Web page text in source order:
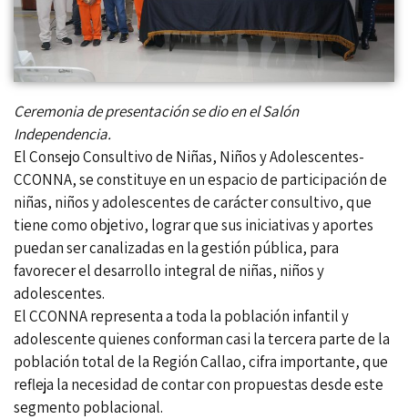
Ceremonia de presentación se dio en el Salón
Independencia.
El Consejo Consultivo de Niñas, Niños y Adolescentes-
CCONNA, se constituye en un espacio de participación de
niñas, niños y adolescentes de carácter consultivo, que
tiene como objetivo, lograr que sus iniciativas y aportes
puedan ser canalizadas en la gestión pública, para
favorecer el desarrollo integral de niñas, niños y
adolescentes.
El CCONNA representa a toda la población infantil y
adolescente quienes conforman casi la tercera parte de la
población total de la Región Callao, cifra importante, que
refleja la necesidad de contar con propuestas desde este
segmento poblacional.